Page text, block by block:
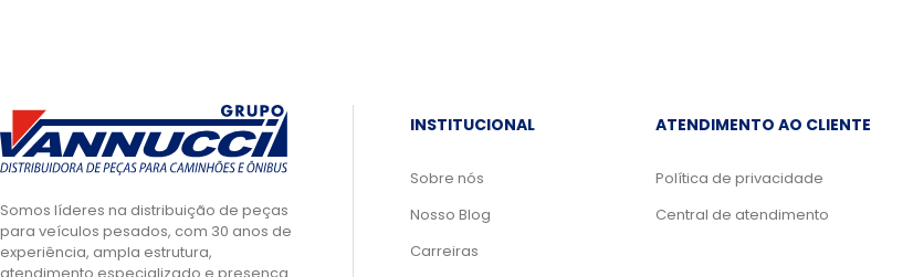
Somos líderes na distribuição de peças
para veículos pesados, com 30 anos de
experiência, ampla estrutura,
INSTITUCIONAL
Sobre nós
Nosso Blog
Carreiras
ATENDIMENTO AO CLIENTE
Política de privacidade
Central de atendimento